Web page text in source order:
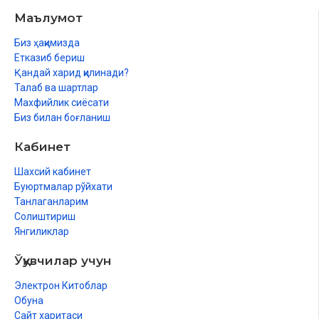
Гуноҳлардан сақланинг
Дуо
Бешинчи восита
Солиҳ дўстлар
Олтинчи восита
Ухлашни ўрганинг
Еттинчи восита
Саккизинчи восита
Бомдод намози фазилатлари ҳақидаги эслатмалар
Тўққизинчи восита
Учта қўнғироқ
Ўнинчи восита
Бошқаларни ҳам чақиринг!
воситалар
Бомдод намози-уммат биноси
Орзу қилинган кун
Маълумот
Биз ҳақимизда
Етказиб бериш
Қандай харид қилинади?
Талаб ва шартлар
Махфийлик сиёсати
Биз билан боғланиш
Кабинет
Шахсий кабинет
Буюртмалар рўйхати
Танлаганларим
Солиштириш
Янгиликлар
Ўқувчилар учун
Электрон Китоблар
Обуна
Сайт харитаси